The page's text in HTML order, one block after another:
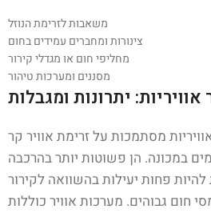
משאבות לזרימת הנוזל
צינורות ומחברים עמידים בחום
מחליפי חום או מגדלי קירור
מסננים ומערכות טיהור
יתרונות ומגבלות
מסתמכות על זרימת אוויר קר
במכונה. הן פשוטות יותר בהרכבה
פחות יעילות בהשוואה לקירור